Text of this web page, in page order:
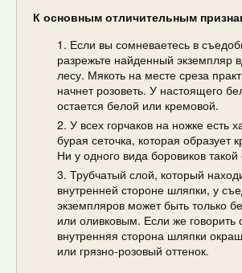
К основным отличительным
Если вы сомневаетесь в
разрежьте найденный экземпляр
лесу. Мякоть на месте среза
начнет розоветь. У настоящего
остается белой или кремовой.
У всех горчаков на ножке есть
бурая сеточка, которая образует
Ни у одного вида боровиков такой
Трубчатый слой, который
внутренней стороне шляпки, у
экземпляров может быть только
или оливковым. Если же говорить
внутренняя сторона шляпки
или грязно-розовый оттенок.